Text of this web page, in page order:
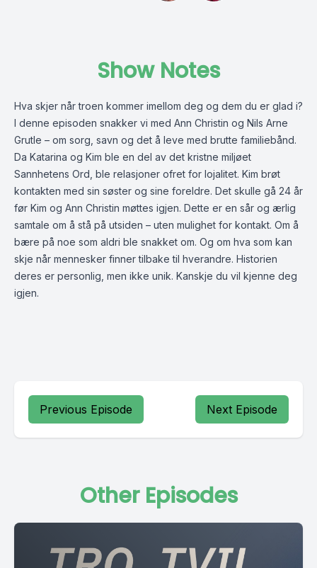
Show Notes
Hva skjer når troen kommer imellom deg og dem du er glad i?
I denne episoden snakker vi med Ann Christin og Nils Arne
Grutle – om sorg, savn og det å leve med brutte familiebånd.
Da Katarina og Kim ble en del av det kristne miljøet
Sannhetens Ord, ble relasjoner ofret for lojalitet. Kim brøt
kontakten med sin søster og sine foreldre. Det skulle gå 24 år
før Kim og Ann Christin møttes igjen. Dette er en sår og ærlig
samtale om å stå på utsiden – uten mulighet for kontakt. Om å
bære på noe som aldri ble snakket om. Og om hva som kan
skje når mennesker finner tilbake til hverandre. Historien
deres er personlig, men ikke unik. Kanskje du vil kjenne deg
igjen.
Previous Episode Next Episode
Other Episodes